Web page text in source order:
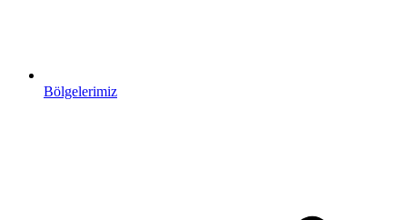
Bölgelerimiz